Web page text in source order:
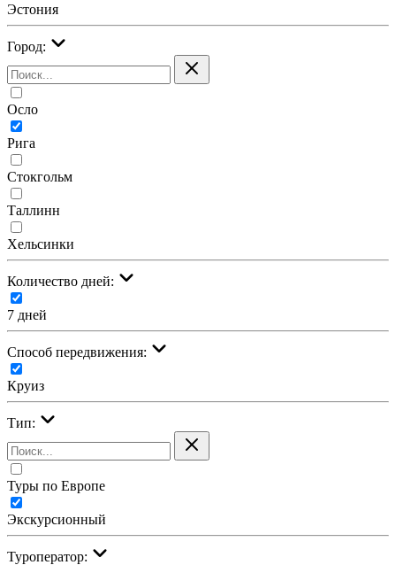
Эстония
Город:
Осло
Рига
Стокгольм
Таллинн
Хельсинки
Количество дней:
7 дней
Cпособ передвижения:
Круиз
Тип:
Туры по Европе
Экскурсионный
Туроператор: